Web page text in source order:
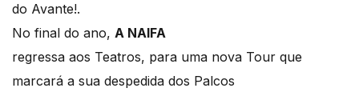
do Avante!.
No final do ano, A NAIFA
regressa aos Teatros, para uma nova Tour que
marcará a sua despedida dos Palcos